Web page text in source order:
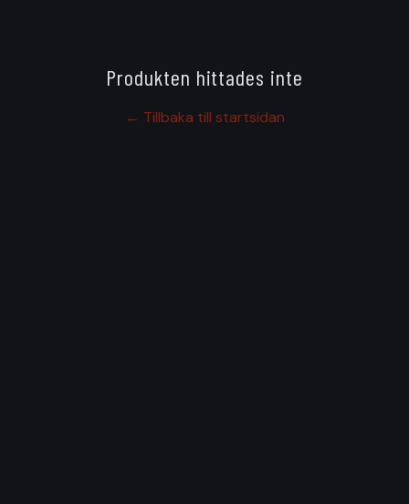
Produkten hittades inte
← Tillbaka till startsidan